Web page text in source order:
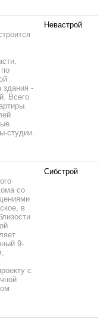
здания -
Всего
студии.
Невастрой
со
в
9-
с
Сибстрой